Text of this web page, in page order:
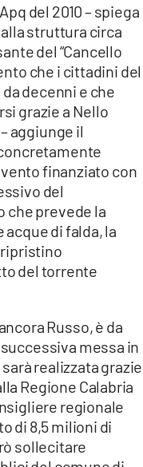
del 2010 – spiega
struttura circa
del “Cancello
che i cittadini del
decenni e che
grazie a Nello
aggiunge il
finanziato con
del
che prevede la
di falda, la
del torrente
Russo, è da
messa in
realizzata grazie
Regione Calabria
regionale
di 8,5 milioni di
sollecitare